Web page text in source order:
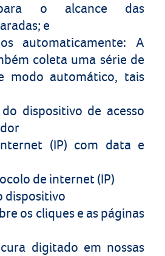
para o alcance das
e
os automaticamente: A
coleta uma série de
modo automático, tais
dispositivo de acesso
(IP) com data e
de internet (IP)
dispositivo
os cliques e as páginas
digitado em nossas